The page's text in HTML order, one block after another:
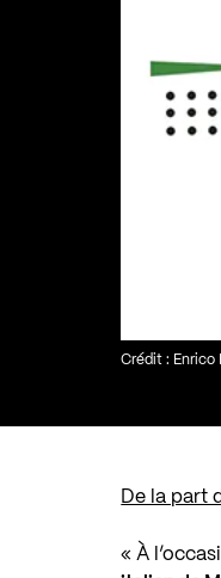
Crédit : Enrico
De la part
« À